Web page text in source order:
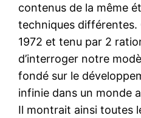
contenus de la même
techniques
1972 et tenu par 2
d’interroger notre
fondé sur le
infinie dans un monde
Il montrait ainsi toutes